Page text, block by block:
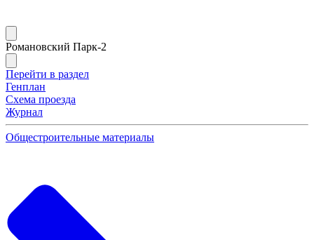
Романовский Парк-2
Перейти в раздел
Генплан
Схема проезда
Журнал
Общестроительные материалы